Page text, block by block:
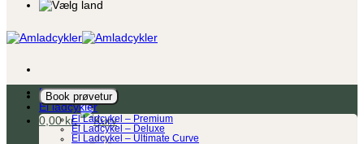
Book prøvetur
0,00kr.
Ladcykel
El ladcykler
El Ladcykel – Premium
El Ladcykel – Deluxe
El Ladcykel – Ultimate Curve